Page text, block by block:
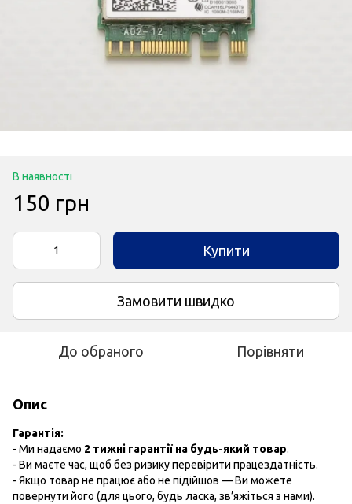
В наявності
150 грн
Купити
Замовити швидко
До обраного Порівняти
Опис
Гарантія:
- Ми надаємо 2 тижні гарантії на будь-який товар.
- Ви маєте час, щоб без ризику перевірити працездатність.
- Якщо товар не працює або не підійшов — Ви можете
повернути його (для цього, будь ласка, зв’яжіться з нами).